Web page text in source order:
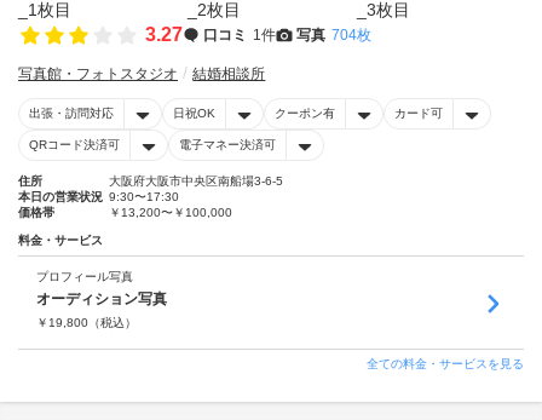
3.27 口コミ 1件 写真 704枚
写真館・フォトスタジオ 結婚相談所
出張・訪問対応 日祝OK クーポン有 カード可
QRコード決済可 電子マネー決済可
住所
大阪府大阪市中央区南船場3-6-5
本日の営業状況 9:30〜17:30
価格帯
￥13,200〜￥100,000
料金・サービス
プロフィール写真
オーディション写真
￥ 19,800 （税込）
全ての料金・サービスを見る